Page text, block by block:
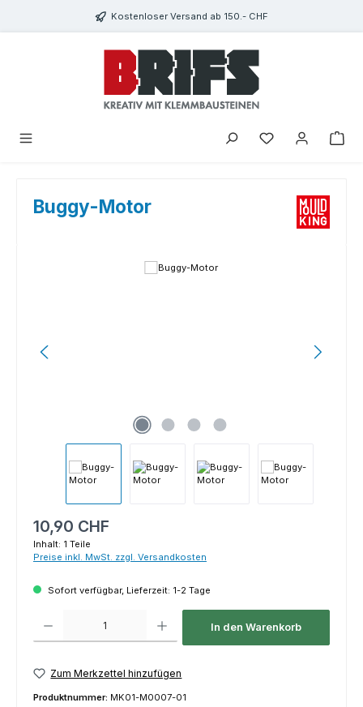
Zum Hauptinhalt springenKostenloser Versand ab 150.- CHF
Du hast 0
Buggy-Motor
Regulärer Preis:
10,90 CHF
Inhalt: 1 Teile
Preise inkl. MwSt. zzgl. Versandkosten
Sofort verfügbar, Lieferzeit: 1-2 Tage
In den Warenkorb
Zum Merkzettel hinzufügen
Produktnummer: MK01-M0007-01